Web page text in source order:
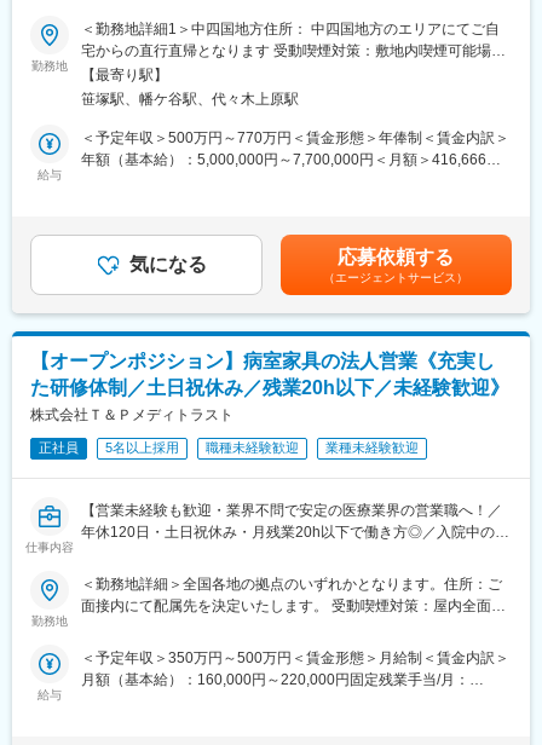
クをする「監査支援装置」、患者様へどんな薬を提供したかを一
括管理したり、薬の飲み合わせをチェックする「調剤支援システ
ム」等の製品です。
調剤薬局は全国で約6.3万件あり、コンビニの数（約5.7万件）を
上回ります。調剤薬局の全店舗に必ず1台以上の分包機が導入され
その中で当社は医療・薬科機器やシステムの設計から製造、販
売、メンテナンスまでを行っています。今では調剤薬局関係者で
当社を知らない方はおらず、調剤薬局でトップシェアクラスを誇
り、医療に貢献しております。
また当社の強みは、社員一人一人の高い力量と、お客様への細や
かな心づかいです。お客様の要望や困りごとに対しては丁寧に向
き合い、社内の困りごとを抱えるメンバーには部署の垣根を超え
て助け合う社風です。
変更の範囲：会社の定める業務
★フルリモートで自宅から顧客先へ直行直帰の営業スタイル、全
国どこでも勤務可能！
★予定手術が大半のため緊急呼び出しはなし！
★WLBを改善したくて入社している社員多数！
★セラミックス人工骨の国内シェアNo.1企業！
マーケティング業務のサポートをお任せいたします。
基本1日1件で、手術時間は長くても3時間程度のものがほとんど
です。
医師から製品の開発提案を頂いた場合は、自社の開発部門と連
携・ディスカッションをするケースもあります。
・手術立ち合い・器械出しサポート
・医師への製品説明・手技提案
・医局説明会の企画運営とプレゼン
・顧客フォローと販売・契約業務
・開発部門との改良・臨床導入連携
業先へ直行直帰のスタイルです。
有休取得に関して、積極取得を掲げています。
長期休暇にも寛容であり、今年のGWは、30日・１日も休業日と
勤務地
＜勤務地詳細1＞中四国地方住所： 中四国地方のエリアにてご自
宅からの直行直帰となります 受動喫煙対策：敷地内喫煙可能場所
あり＜勤務地詳細2＞本社住所：東京都渋谷区笹塚1-50-1 Daiwa
笹塚タワー受動喫煙対策：敷地内喫煙可能場所あり変更の範囲：
【最寄り駅】
笹塚駅、幡ケ谷駅、代々木上原駅
給与
＜予定年収＞500万円～770万円＜賃金形態＞年俸制＜賃金内訳＞
年額（基本給）：5,000,000円～7,700,000円＜月額＞416,666円
ず）：年2回。半期ごとに予算の達成に応じて支給。（0～100万
円/半期）賃金はあくまでも目安の金額であり、選考を通じて上下
する可能性があります。月給(月額)は固定手当を含めた表記です。
気になる 応募依頼する
（エージェントサービス）
【オープンポジション】病室家具の法人営業《充実し
た研修体制／土日祝休み／残業20h以下／未経験歓迎》
株式会社Ｔ＆Ｐメディトラスト
正社員 5名以上採用 職種未経験歓迎 業種未経験歓迎
仕事内容
【営業未経験も歓迎・業界不問で安定の医療業界の営業職へ！／
年休120日・土日祝休み・月残業20h以下で働き方◎／入院中の病
【はじめに】
ィングができる魅力的なポジションです。
勤務地
＜勤務地詳細＞全国各地の拠点のいずれかとなります。住所：ご
面接内にて配属先を決定いたします。 受動喫煙対策：屋内全面禁
給与
＜予定年収＞350万円～500万円＜賃金形態＞月給制＜賃金内訳＞
月額（基本給）：160,000円～220,000円固定残業手当/月：